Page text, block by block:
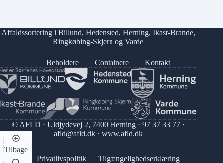
Affaldssortering i Billund, Hedensted, Herning, Ikast-Brande,
Ringkøbing-Skjern ogVarde
Beholdere Containere Kontakt
© AFLD · Uldjydevej 2, 7400 Herning · 97 37 33 77·
afld@afld.dk· www.afld.dk
Privatlivspolitik Tilgængelighedserklæring
Tilbage